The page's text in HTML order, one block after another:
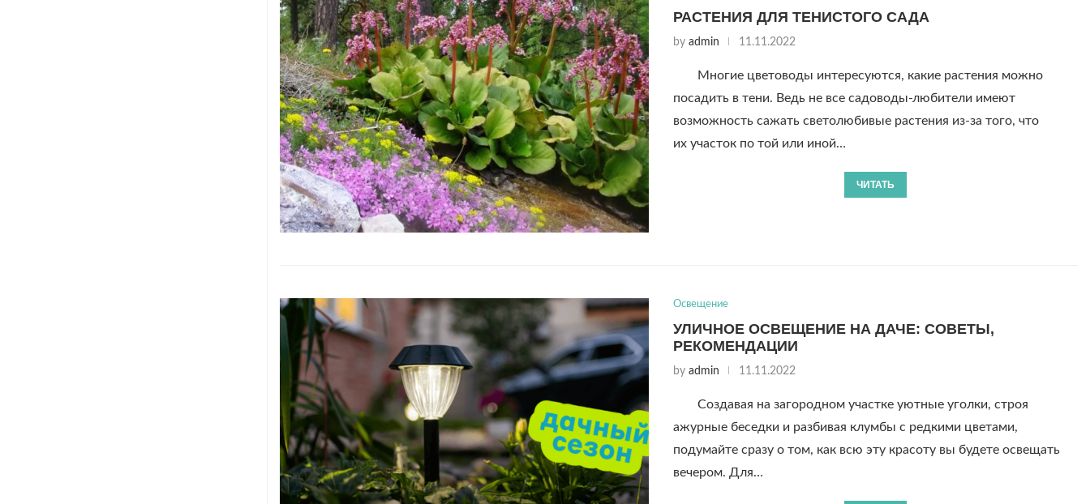
РАСТЕНИЯ ДЛЯ ТЕНИСТОГО САДА
byadmin 11.11.2022
Многие цветоводы интересуются, какие растения можно
посадить в тени. Ведь не все садоводы-любители имеют
возможность сажать светолюбивые растения из-за того, что
их участок по той или иной…
ЧИТАТЬ
Освещение
УЛИЧНОЕ ОСВЕЩЕНИЕ НА ДАЧЕ: СОВЕТЫ,
РЕКОМЕНДАЦИИ
byadmin 11.11.2022
Создавая на загородном участке уютные уголки, строя
ажурные беседки и разбивая клумбы с редкими цветами,
подумайте сразу о том, как всю эту красоту вы будете освещать
вечером. Для…